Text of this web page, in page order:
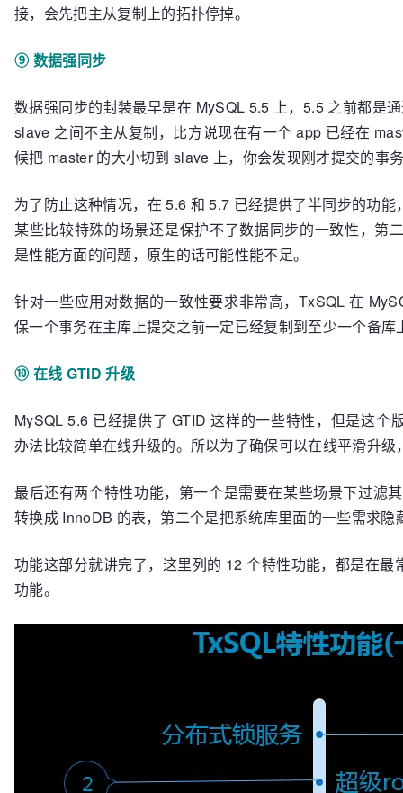
接，会先把主从复制上的拓扑停掉。
⑨ 数据强同步
数据强同步的封装最早是在 MySQL 5.5 上，5.5 之前都是
slave 之间不主从复制，比方说现在有一个 app 已经在
候把 master 的大小切到 slave 上，你会发现刚才提交的事
为了防止这种情况，在 5.6 和 5.7 已经提供了半同步的功
某些比较特殊的场景还是保护不了数据同步的一致性，第
是性能方面的问题，原生的话可能性能不足。
针对一些应用对数据的一致性要求非常高，TxSQL 在
保一个事务在主库上提交之前一定已经复制到至少一个备
⑩ 在线 GTID 升级
MySQL 5.6 已经提供了 GTID 这样的一些特性，但是这个
办法比较简单在线升级的。所以为了确保可以在线平滑升级
最后还有两个特性功能，第一个是需要在某些场景下过滤
转换成 InnoDB 的表，第二个是把系统库里面的一些需求隐
功能这部分就讲完了，这里列的 12 个特性功能，都是在
功能。